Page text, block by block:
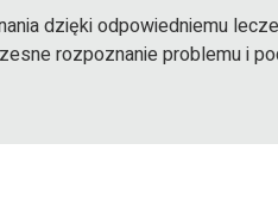
dzięki odpowiedniemu
rozpoznanie problemu i